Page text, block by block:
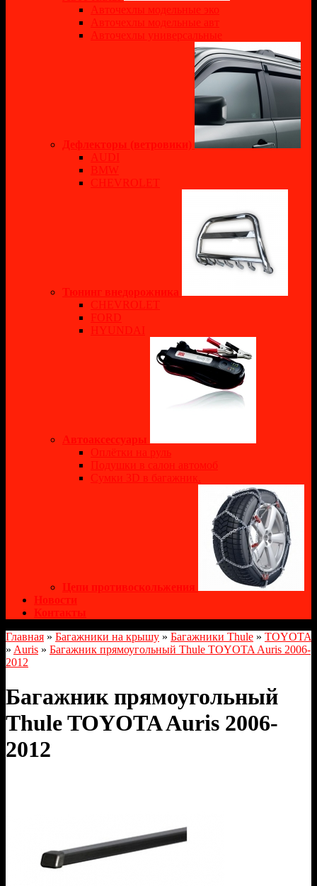
Авточехлы модельные эко
Авточехлы модельные авт
Авточехлы универсальные
Дефлекторы (ветровики)
AUDI
BMW
CHEVROLET
Тюнинг внедорожника
CHEVROLET
FORD
HYUNDAI
Автоаксессуары
Оплётки на руль
Подушки в салон автомоб
Сумки 3D в багажник.
Цепи противоскольжения
Новости
Контакты
Главная » Багажники на крышу » Багажники Thule » TOYOTA
» Auris » Багажник прямоугольный Thule TOYOTA Auris 2006-
2012
Багажник прямоугольный
Thule TOYOTA Auris 2006-
2012